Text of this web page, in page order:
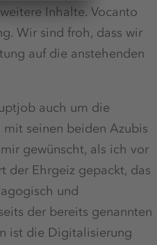
Inhalte. Vocanto
Wir sind froh, dass wir
auf die anstehenden
auch um die
seinen beiden Azubis
gewünscht, als ich vor
der Ehrgeiz gepackt, das
und
der bereits genannten
ist die Digitalisierung